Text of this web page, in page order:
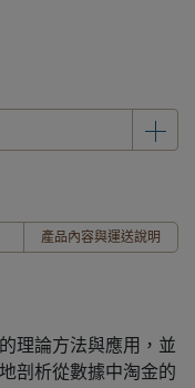
產品內容與運送說明
理論方法與應用，並
剖析從數據中淘金的